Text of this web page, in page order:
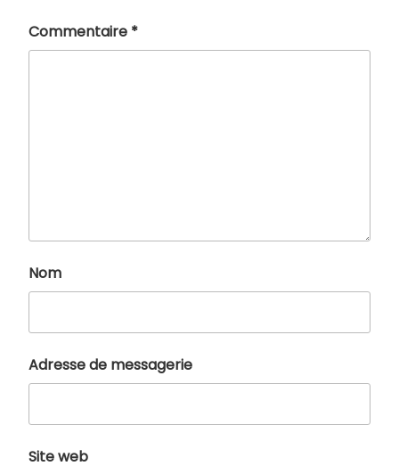
Commentaire *
Nom
Adresse de messagerie
Site web